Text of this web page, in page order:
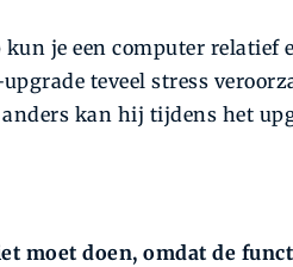
kun je een computer
teveel stress
kan hij tijdens het
moet doen, omdat de